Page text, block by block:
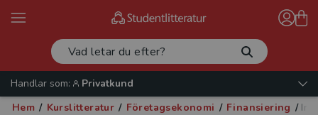
Handlar som:
Privatkund
Hem / Kurslitteratur / Företagsekonomi / Finansiering /